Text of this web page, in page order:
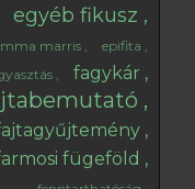
egyéb fikusz
marris epifita
fagykár
fügeföld